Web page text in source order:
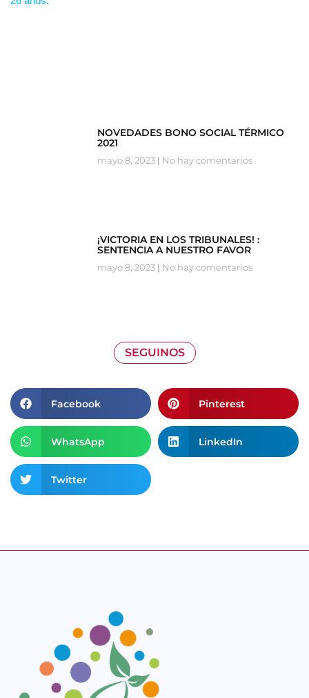
NOVEDADES BONO SOCIAL TÉRMICO
2021
mayo 8, 2023 No hay comentarios
¡VICTORIA EN LOS TRIBUNALES! :
SENTENCIA A NUESTRO FAVOR
mayo 8, 2023 No hay comentarios
SEGUINOS
Facebook Pinterest
WhatsApp LinkedIn
Twitter